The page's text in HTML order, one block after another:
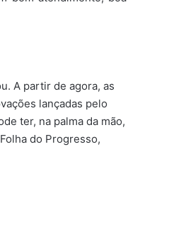
A partir de agora, as
lançadas pelo
ter, na palma da mão,
do Progresso,